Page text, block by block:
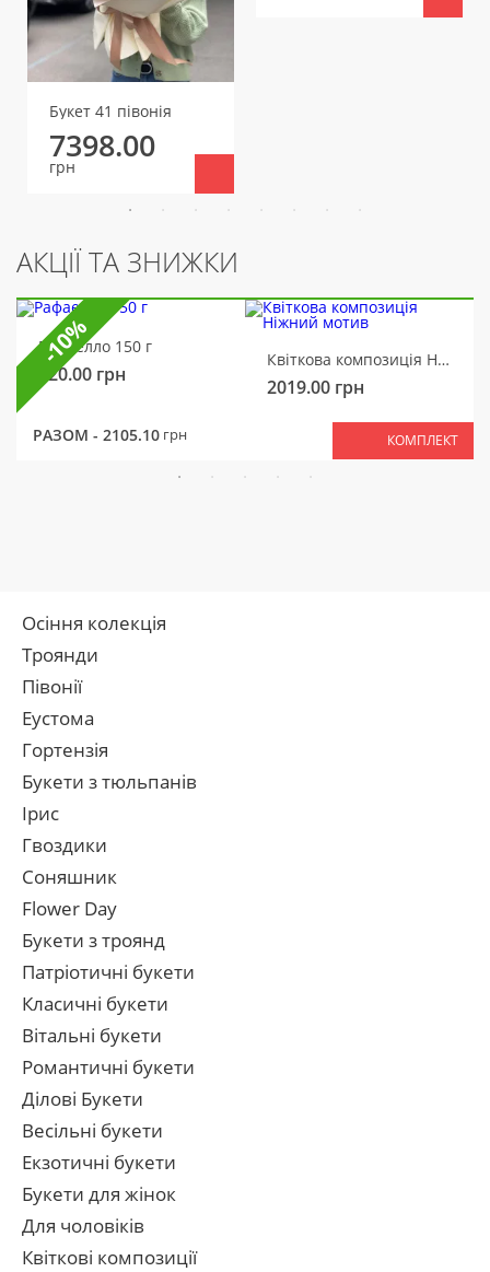
Букет 41 півонія
7398.00
грн
АКЦІЇ ТА ЗНИЖКИ
Рафаелло 150 г
320.00 грн
Квіткова композиція Ніжний мотив
2019.00 грн
РАЗОМ - 2105.10 грн КОМПЛЕКТ
-10%
Осіння колекція
Троянди
Півонії
Еустома
Гортензія
Букети з тюльпанів
Ірис
Гвоздики
Соняшник
Flower Day
Букети з троянд
Патріотичні букети
Класичні букети
Вітальні букети
Романтичні букети
Ділові Букети
Весільні букети
Екзотичні букети
Букети для жінок
Для чоловіків
Квіткові композиції